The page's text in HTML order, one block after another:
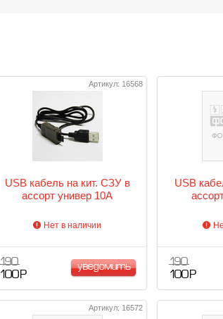
Артикул: 16568
USB кабель на кит. СЗУ в
ассорт универ 10А
Нет в наличии
190
100 Р
уведомить
USB
190
100 Р
Артикул: 16572